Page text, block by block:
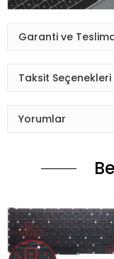
Garanti ve
Taksit Seçenekleri
Yorumlar